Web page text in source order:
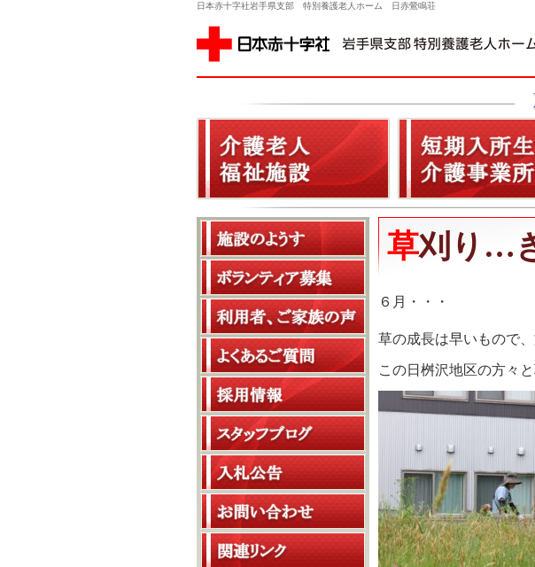
日本赤十字社岩手県支部 特別養護老人ホーム 日赤鶯鳴荘
草刈り
６月・・・
草の成長は早いもので
この日桝沢地区の方々